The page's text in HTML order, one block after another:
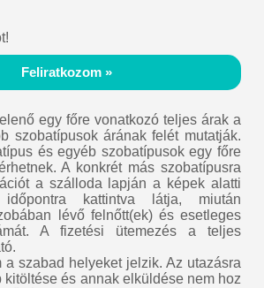
Feliratkozom »
egy főre vonatkozó teljes árak a
szobatípusok árának felét mutatják.
és egyéb szobatípusok egy főre
A konkrét más szobatípusra
a szálloda lapján a képek alatti
kattintva látja, miután
lévő felnőtt(ek) és esetleges
A fizetési ütemezés a teljes
a szabad helyeket jelzik. Az utazásra
kitöltése és annak elküldése nem hoz